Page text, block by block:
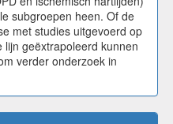
subgroepen heen. Of de
met studies uitgevoerd op
geëxtrapoleerd kunnen
verder onderzoek in